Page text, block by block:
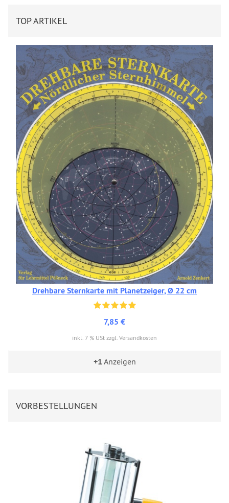
TOP ARTIKEL
Drehbare Sternkarte mit Planetzeiger, Ø 22 cm
7,85 €
inkl. 7 % USt zzgl. Versandkosten
+1 Anzeigen
VORBESTELLUNGEN